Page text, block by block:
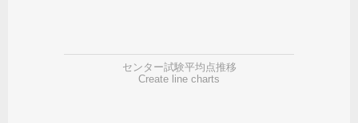
センター試験平均点推移
Create line charts